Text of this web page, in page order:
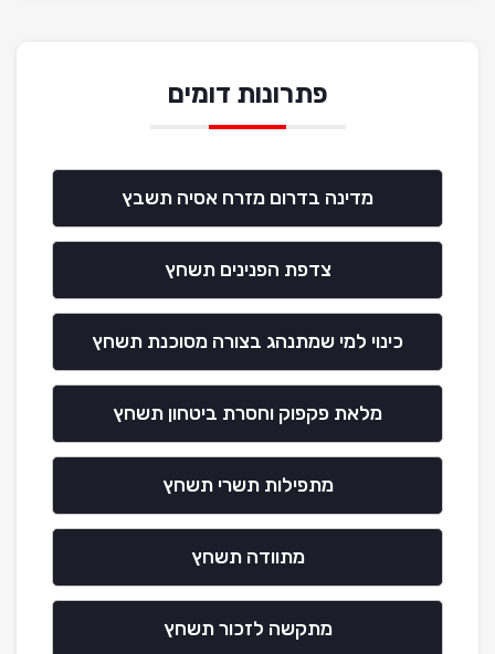
פתרונות דומים
מדינה בדרום מזרח אסיה תשבץ
צדפת הפנינים תשחץ
כינוי למי שמתנהג בצורה מסוכנת תשחץ
מלאת פקפוק וחסרת ביטחון תשחץ
מתפילות תשרי תשחץ
מתוודה תשחץ
מתקשה לזכור תשחץ